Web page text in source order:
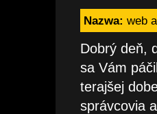
Nazwa: web
Dobrý deň,
sa Vám
terajšej
správcovia